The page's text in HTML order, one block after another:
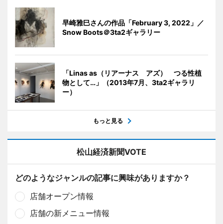
早崎雅巳さんの作品「February 3, 2022」／
Snow Boots＠3ta2ギャラリー
「Linas as（リアーナス アズ） つる性植
物として…」（2013年7月、3ta2ギャラリ
ー）
もっと見る
松山経済新聞VOTE
どのようなジャンルの記事に興味がありますか？
店舗オープン情報
店舗の新メニュー情報